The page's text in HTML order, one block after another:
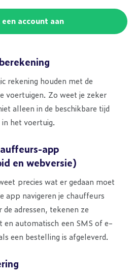
account aan
rekening houden met de
voertuigen. Zo weet je zeker
alleen in de beschikbare tijd
het voertuig.
app
en webversie)
precies wat er gedaan moet
app navigeren je chauffeurs
de adressen, tekenen ze
en automatisch een SMS of e-
een bestelling is afgeleverd.